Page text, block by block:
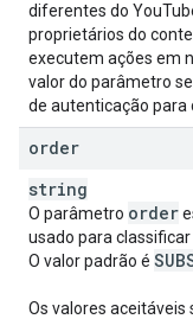
diferentes do
proprietários do
executem ações em
valor do parâmetro
de autenticação para
order
string
O parâmetro order
usado para classificar
O valor padrão é
Os valores aceitáveis